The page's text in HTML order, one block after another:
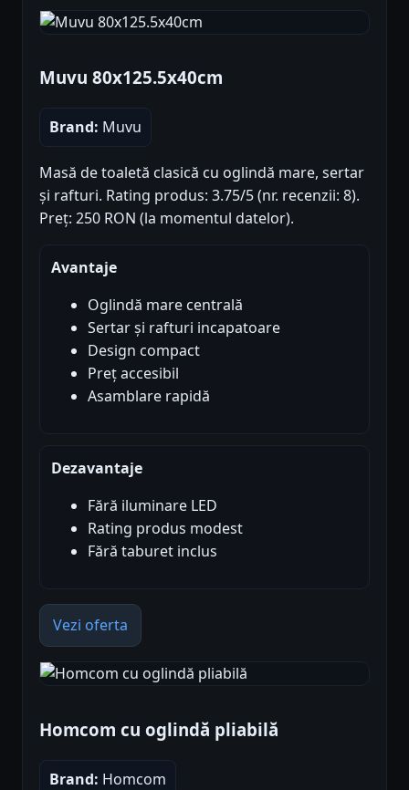
Muvu 80x125.5x40cm
Brand: Muvu
Masă de toaletă clasică cu oglindă mare, sertar
și rafturi. Rating produs: 3.75/5 (nr. recenzii: 8).
Preț: 250 RON (la momentul datelor).
Avantaje
Oglindă mare centrală
Sertar și rafturi incapatoare
Design compact
Preț accesibil
Asamblare rapidă
Dezavantaje
Fără iluminare LED
Rating produs modest
Fără taburet inclus
Vezi oferta
Homcom cu oglindă pliabilă
Brand: Homcom